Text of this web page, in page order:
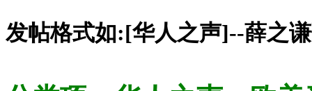
发帖格式如:[华人之声]--薛之